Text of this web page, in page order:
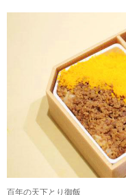
百年の天下とり御飯